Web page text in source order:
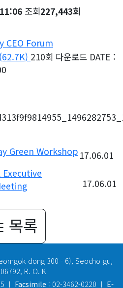
조회227,443회
CEO Forum
(62.7K) 210회 다운로드 DATE :
Green Workshop 17.06.01
Executive
17.06.01
목록
dong 300 - 6), Seocho-gu,
R. O. K
ㅣ Facsimile : 02-3462-0220 ㅣ E-